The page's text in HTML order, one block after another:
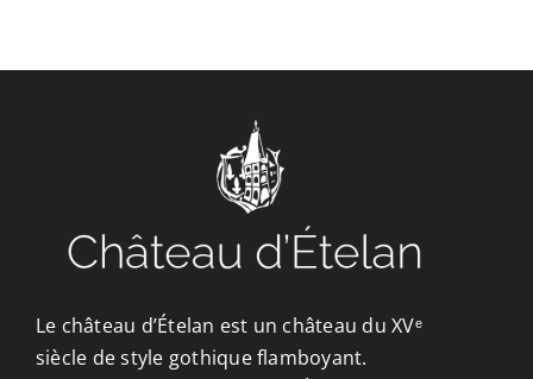
CONTACT/ACCÈS
Le château d’Ételan est un château du XVᵉ
siècle de style gothique flamboyant.